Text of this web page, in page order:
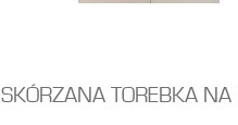
SKÓRZANA TOREBKA NA